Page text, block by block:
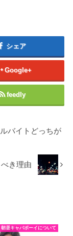
シェア
Google+
feedly
バイトどっちが
き理由
朝昼キャバボーイについて